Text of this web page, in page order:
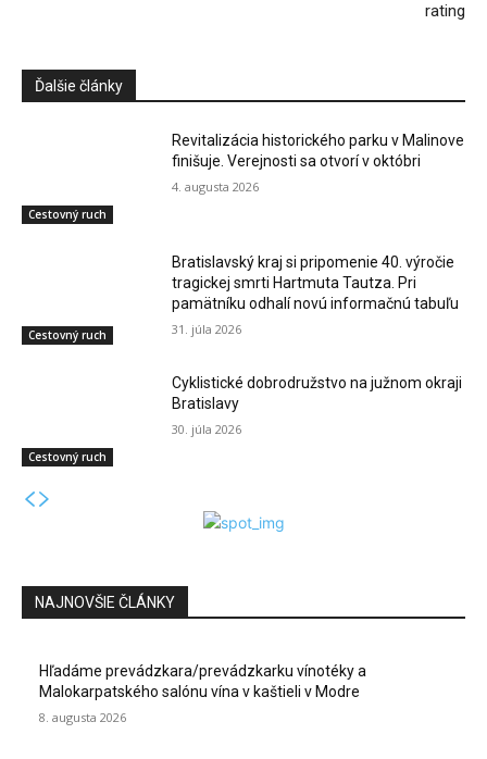
rating
Ďalšie články
Cestovný ruch
Revitalizácia historického parku v Malinove
finišuje. Verejnosti sa otvorí v októbri
4. augusta 2026
Cestovný ruch
Bratislavský kraj si pripomenie 40. výročie
tragickej smrti Hartmuta Tautza. Pri
pamätníku odhalí novú informačnú tabuľu
31. júla 2026
Cestovný ruch
Cyklistické dobrodružstvo na južnom okraji
Bratislavy
30. júla 2026
NAJNOVŠIE ČLÁNKY
Hľadáme prevádzkara/prevádzkarku vínotéky a
Malokarpatského salónu vína v kaštieli v Modre
8. augusta 2026